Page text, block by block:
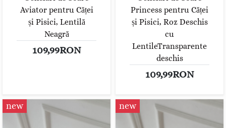
Aviator pentru Căței
și Pisici, Lentilă
Neagră
109,99RON
Princess pentru Căței
și Pisici, Roz Deschis
cu
LentileTransparente
deschis
109,99RON
new new